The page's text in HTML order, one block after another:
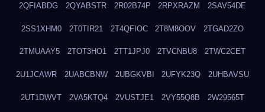
2QFIABDG 2QYABSTR 2R02B74P 2RPXRAZM 2SAV54DE
2SS1XHM0 2T0TIR21 2T4QFIOC 2T8M8OOV 2TGAD2ZO
2TMUAAY5 2TOT3HO1 2TT1JPJ0 2TVCNBU8 2TWC2CET
2U1JCAWR 2UABCBNW 2UBGKVBI 2UFYK23Q 2UHBAVSU
2UT1DWVT 2VA5KTQ4 2VUSTJE1 2VY55Q8B 2W29565T